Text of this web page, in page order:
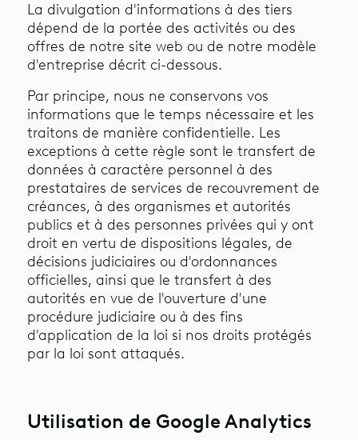
La divulgation d'informations à des tiers
dépend de la portée des activités ou des
offres de notre site web ou de notre modèle
d'entreprise décrit ci-dessous.
Par principe, nous ne conservons vos
informations que le temps nécessaire et les
traitons de manière confidentielle. Les
exceptions à cette règle sont le transfert de
données à caractère personnel à des
prestataires de services de recouvrement de
créances, à des organismes et autorités
publics et à des personnes privées qui y ont
droit en vertu de dispositions légales, de
décisions judiciaires ou d'ordonnances
officielles, ainsi que le transfert à des
autorités en vue de l'ouverture d'une
procédure judiciaire ou à des fins
d'application de la loi si nos droits protégés
par la loi sont attaqués.
Utilisation de Google Analytics